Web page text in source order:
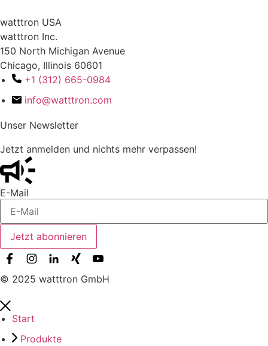
watttron USA
watttron Inc.
150 North Michigan Avenue
Chicago, Illinois 60601
+1 (312) 665-0984
info@watttron.com
Unser Newsletter
Jetzt anmelden und nichts mehr verpassen!
E-Mail
Jetzt abonnieren
© 2025 watttron GmbH
Start
Produkte